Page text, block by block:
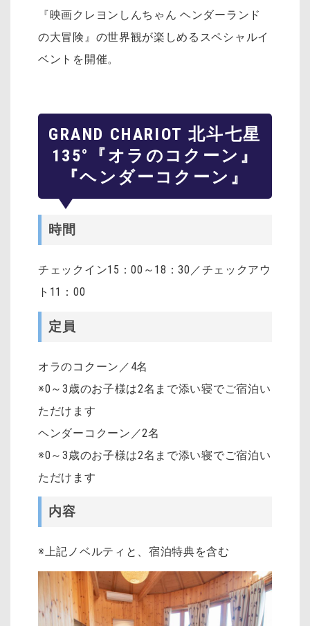
『映画クレヨンしんちゃん ヘンダーランド
の大冒険』の世界観が楽しめるスペシャルイ
ベントを開催。
GRAND CHARIOT 北斗七星
135°『オラのコクーン』
『ヘンダーコクーン』
時間
チェックイン15：00～18：30／チェックアウ
ト11：00
定員
オラのコクーン／4名
※0～3歳のお子様は2名まで添い寝でご宿泊い
ただけます
ヘンダーコクーン／2名
※0～3歳のお子様は2名まで添い寝でご宿泊い
ただけます
内容
※上記ノベルティと、宿泊特典を含む